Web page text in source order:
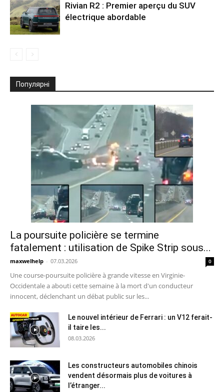
Rivian R2 : Premier aperçu du SUV
électrique abordable
Популярні
La poursuite policière se termine
fatalement : utilisation de Spike Strip sous...
maxwelhelp - 07.03.2026 0
Une course-poursuite policière à grande vitesse en Virginie-
Occidentale a abouti cette semaine à la mort d'un conducteur
innocent, déclenchant un débat public sur les...
Le nouvel intérieur de Ferrari : un V12 ferait-
il taire les...
08.03.2026
Les constructeurs automobiles chinois
vendent désormais plus de voitures à
l’étranger...